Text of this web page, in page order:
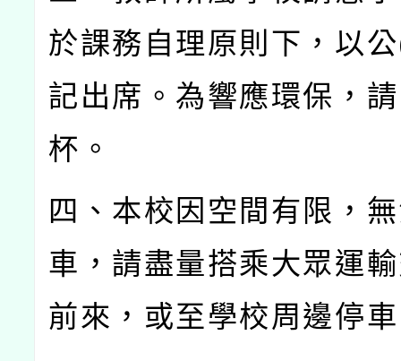
於課務自理原則下，以公
記出席。為響應環保，
杯。
四、本校因空間有限，
車，請盡量搭乘大眾運
前來，或至學校周邊停